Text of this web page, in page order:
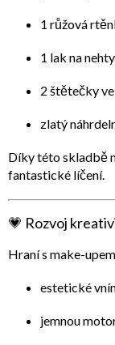
1 růžová
1 lak na nehty
2 štětečky
zlatý
Díky této skladbě
fantastické líčení.
💗 Rozvoj
Hraní s make-
estetické
jemnou